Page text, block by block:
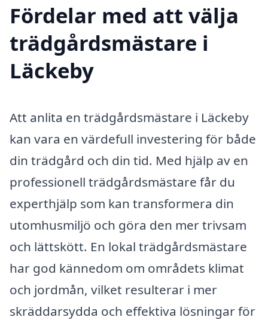
Fördelar med att välja
trädgårdsmästare i
Läckeby
Att anlita en trädgårdsmästare i Läckeby
kan vara en värdefull investering för både
din trädgård och din tid. Med hjälp av en
professionell trädgårdsmästare får du
experthjälp som kan transformera din
utomhusmiljö och göra den mer trivsam
och lättskött. En lokal trädgårdsmästare
har god kännedom om områdets klimat
och jordmån, vilket resulterar i mer
skräddarsydda och effektiva lösningar för